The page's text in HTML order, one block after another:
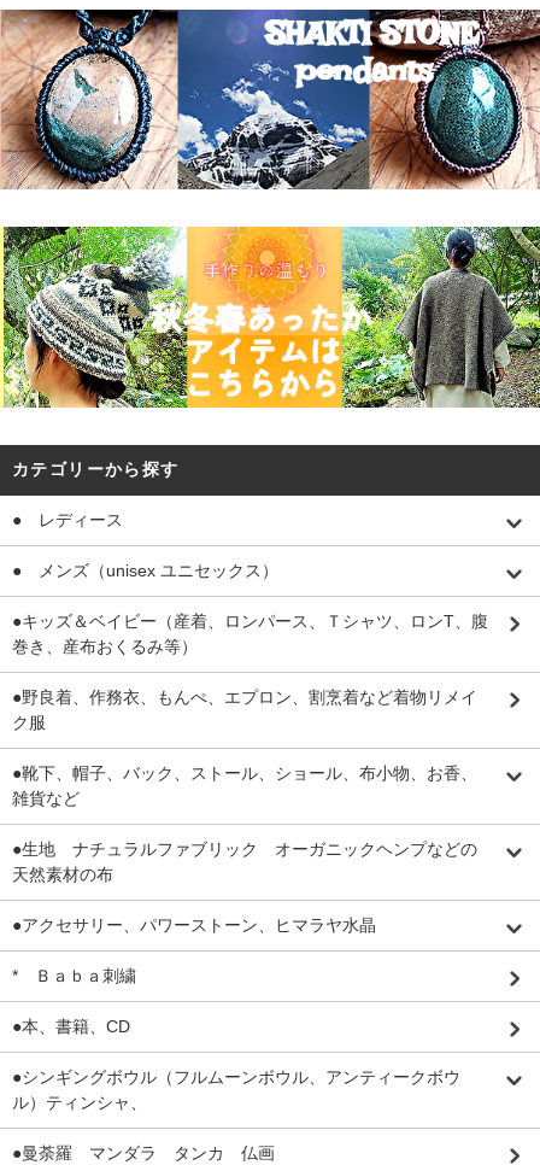
カテゴリーから探す
● レディース
● メンズ（unisex ユニセックス）
●キッズ＆ベイビー（産着、ロンパース、Ｔシャツ、ロンT、腹
巻き、産布おくるみ等）
●野良着、作務衣、もんぺ、エプロン、割烹着など着物リメイ
ク服
●靴下、帽子、バック、ストール、ショール、布小物、お香、
雑貨など
●生地 ナチュラルファブリック オーガニックヘンプなどの
天然素材の布
●アクセサリー、パワーストーン、ヒマラヤ水晶
* Ｂａｂａ刺繍
●本、書籍、CD
●シンギングボウル（フルムーンボウル、アンティークボウ
ル）ティンシャ、
●曼荼羅 マンダラ タンカ 仏画